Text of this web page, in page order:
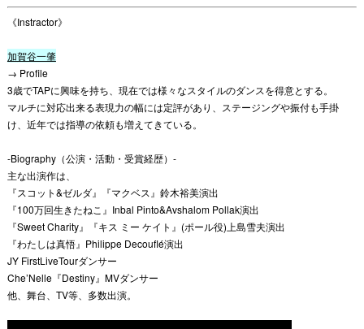
《Instractor》
加賀谷一肇
→ Profile
3歳でTAPに興味を持ち、現在では様々なスタイルのダンスを得意とする。
マルチに対応出来る表現力の幅には定評があり、ステージングや振付も手掛
け、近年では指導の依頼も増えてきている。
-Biography（公演・活動・受賞経歴）-
主な出演作は、
『スコット&ゼルダ』『マクベス』鈴木裕美演出
『100万回生きたねこ』Inbal Pinto&Avshalom Pollak演出
『Sweet Charity』『キス ミー ケイト』(ポール役)上島雪夫演出
『わたしは真悟』Philippe Decouflé演出
JY FirstLiveTourダンサー
Che’Nelle『Destiny』MVダンサー
他、舞台、TV等、多数出演。